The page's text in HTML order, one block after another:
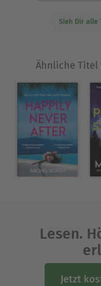
Sieh Dir alle
Ähnliche Titel
Lesen.
Jetzt